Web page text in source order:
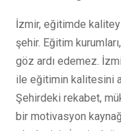
İzmir, eğitimde
şehir. Eğitim
göz ardı edemez.
ile eğitimin kalitesini
Şehirdeki rekabet,
bir motivasyon